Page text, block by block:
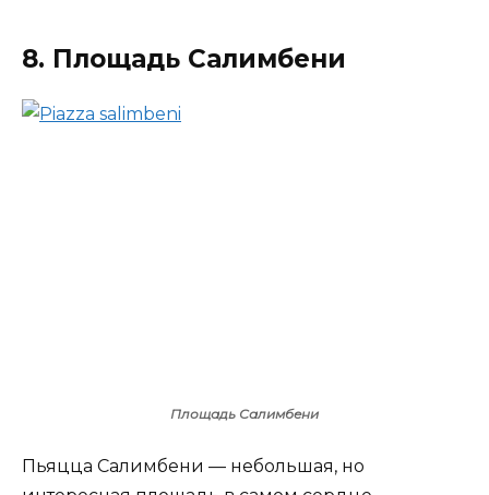
8. Площадь Салимбени
Площадь Салимбени
Пьяцца Салимбени — небольшая, но